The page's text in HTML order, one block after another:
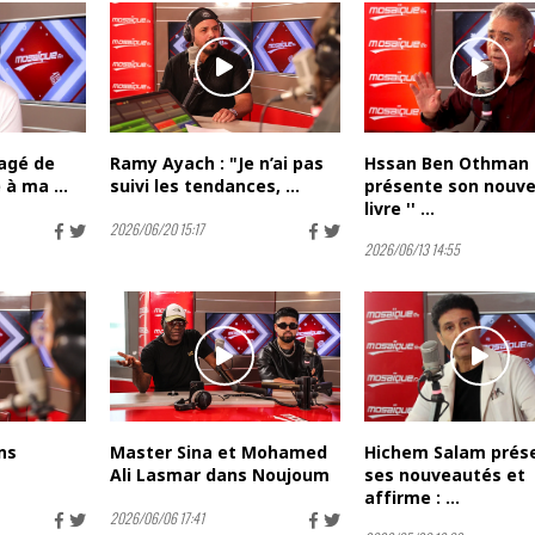
de
ma ...
Ramy Ayach : "Je n’ai pas
suivi les tendances, ...
2026/06/20 15:17
Hssan Ben Othman
présente son
livre '' ...
2026/06/13 14:55
Master Sina et Mohamed
Ali Lasmar dans Noujoum
2026/06/06 17:41
Hichem Salam
ses nouveautés et
affirme : ...